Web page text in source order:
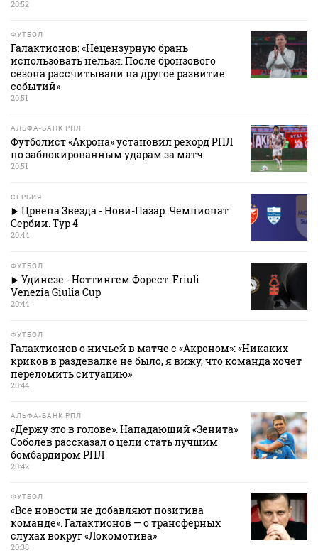
20:52
ФУТБОЛ
Галактионов: «Нецензурную брань
использовать нельзя. После бронзового
сезона рассчитывали на другое развитие
событий»
20:51
АЛЬФА-БАНК РПЛ
Футболист «Акрона» установил рекорд РПЛ
по заблокированным ударам за матч
20:51
СЕРБИЯ
Црвена Звезда - Нови-Пазар. Чемпионат
Сербии. Тур 4
20:44
ФУТБОЛ
Удинезе - Ноттингем Форест. Friuli
Venezia Giulia Cup
20:44
ФУТБОЛ
Галактионов о ничьей в матче с «Акроном»: «Никаких
криков в раздевалке не было, я вижу, что команда хочет
переломить ситуацию»
20:44
АЛЬФА-БАНК РПЛ
«Держу это в голове». Нападающий «Зенита»
Соболев рассказал о цели стать лучшим
бомбардиром РПЛ
20:42
ФУТБОЛ
«Все новости не добавляют позитива
команде». Галактионов — о трансферных
слухах вокруг «Локомотива»
20:38